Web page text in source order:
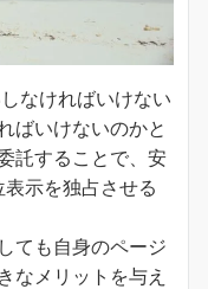
なければいけない
ばいけないのかと
託することで、安
示を独占させる
ても自身のページ
なメリットを与え